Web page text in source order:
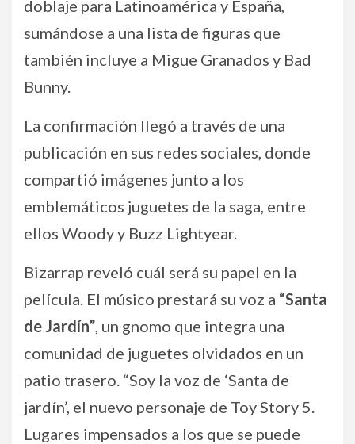
doblaje para Latinoamérica y España,
sumándose a una lista de figuras que
también incluye a Migue Granados y Bad
Bunny.
La confirmación llegó a través de una
publicación en sus redes sociales, donde
compartió imágenes junto a los
emblemáticos juguetes de la saga, entre
ellos Woody y Buzz Lightyear.
Bizarrap reveló cuál será su papel en la
película. El músico prestará su voz a “Santa
de Jardín” , un gnomo que integra una
comunidad de juguetes olvidados en un
patio trasero. “Soy la voz de ‘Santa de
jardín’, el nuevo personaje de Toy Story 5.
Lugares impensados a los que se puede